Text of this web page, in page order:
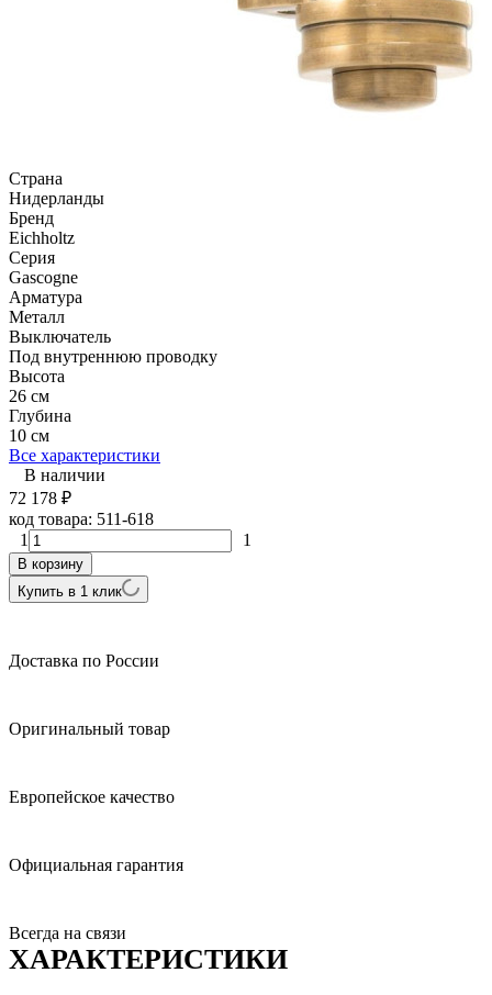
Страна
Нидерланды
Бренд
Eichholtz
Серия
Gascogne
Арматура
Металл
Выключатель
Под внутреннюю проводку
Высота
26 см
Глубина
10 см
Все характеристики
В наличии
72 178 ₽
код товара: 511-618
1
1
В корзину
Купить в 1 клик
Доставка по России
Оригинальный товар
Европейское качество
Официальная гарантия
Всегда на связи
ХАРАКТЕРИСТИКИ